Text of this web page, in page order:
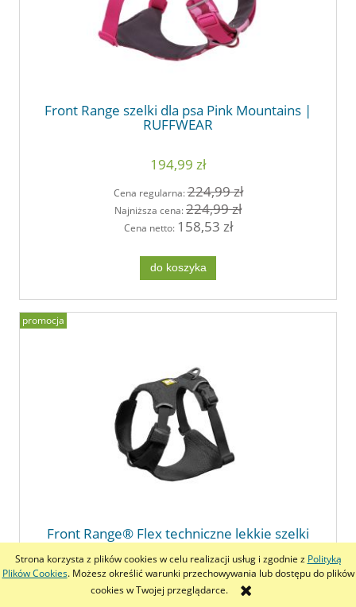
Strona korzysta z plików cookies w celu realizacji usług i zgodnie z Polityką
Plików Cookies. Możesz określić warunki przechowywania lub dostępu do plików
cookies w Twojej przeglądarce.
Front Range szelki dla psa Pink Mountains |
RUFFWEAR
194,99 zł
Cena regularna:224,99 zł
Najniższa cena:224,99 zł
Cena netto: 158,53 zł
do koszyka
Front Range® Flex techniczne lekkie szelki
dla psa ( Basalt Gray ) | RUFFWEAR
292,50 zł
promocja